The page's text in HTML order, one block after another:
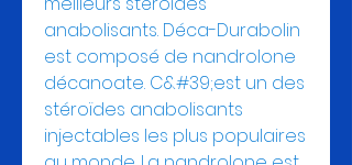
anabolisants. Déca-Durabolin
est composé de nandrolone
décanoate. C&#39;est un des
stéroïdes anabolisants
injectables les plus populaires